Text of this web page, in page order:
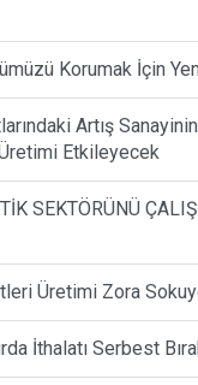
Korumak İçin
Artış
Üretimi Etkileyecek
SEKTÖRÜNÜ
Üretimi Zora
İthalatı Serbest